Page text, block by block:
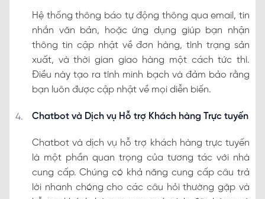
Hệ thống thông báo tự động thông qua email, tin
nhắn văn bản, hoặc ứng dụng giúp bạn nhận
thông tin cập nhật về đơn hàng, tình trạng sản
xuất, và thời gian giao hàng một cách tức thì.
Điều này tạo ra tính minh bạch và đảm bảo rằng
bạn luôn được cập nhật về mọi diễn biến.
Chatbot và Dịch vụ Hỗ trợ Khách hàng Trực tuyến
Chatbot và dịch vụ hỗ trợ khách hàng trực tuyến
là một phần quan trọng của tương tác với nhà
cung cấp. Chúng có khả năng cung cấp câu trả
lời nhanh chóng cho các câu hỏi thường gặp và